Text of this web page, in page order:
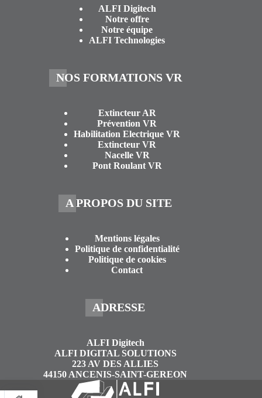
ALFI Digitech
Notre offre
Notre équipe
ALFI Technologies
NOS FORMATIONS VR
Extincteur AR
Prévention VR
Habilitation Electrique VR
Extincteur VR
Nacelle VR
Pont Roulant VR
A PROPOS DU SITE
Mentions légales
Politique de confidentialité
Politique de cookies
Contact
ADRESSE
ALFI Digitech
ALFI DIGITAL SOLUTIONS
223 AV DES ALLIES
44150 ANCENIS-SAINT-GEREON